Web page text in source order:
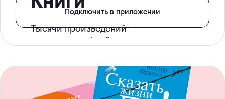
Тысячи произведений
с доступом офлайн
Подключить в приложении